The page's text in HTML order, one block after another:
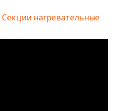
Секции нагревательные